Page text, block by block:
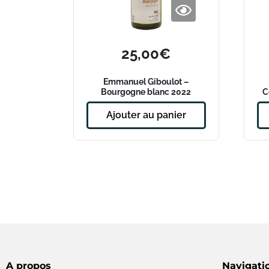
25,00€
Emmanuel Giboulot –
Bourgogne blanc 2022
Ajouter au panier
A propos